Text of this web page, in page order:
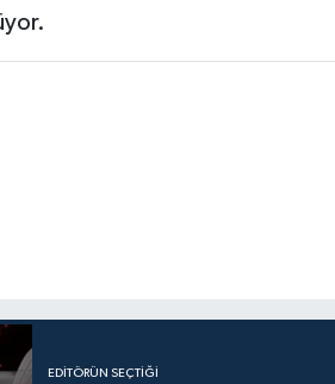
EDITÖRÜN SEÇTIĞI